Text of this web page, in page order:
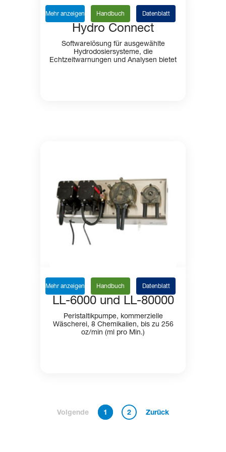
Mehr anzeigen Handbuch Datenblatt
Hydro Connect
Softwarelösung für ausgewählte
Hydrodosiersysteme, die
Echtzeitwarnungen und Analysen bietet
Mehr anzeigen Handbuch Datenblatt
LL-6000 und LL-80000
Peristaltikpumpe, kommerzielle
Wäscherei, 8 Chemikalien, bis zu 256
oz/min (ml pro Min.)
1 2